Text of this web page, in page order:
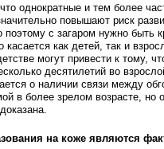
однократные и тем более
повышают риск
с загаром нужно быть
касается как детей, так и
могут привести к тому,
десятилетий во
о наличии связи между
в более зрелом возрасте, но
на коже являются